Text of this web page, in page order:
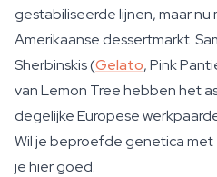
gestabiliseerde lijnen, maar
Amerikaanse dessertmarkt.
Sherbinskis (Gelato, Pink
van Lemon Tree hebben het
degelijke Europese
Wil je beproefde genetica met
je hier goed.